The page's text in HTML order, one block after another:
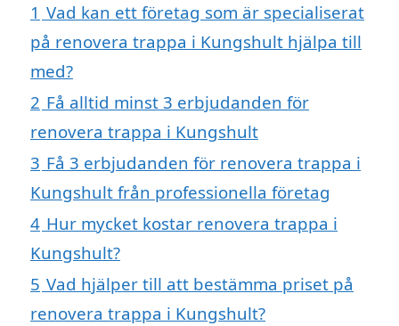
1 Vad kan ett företag som är specialiserat
på renovera trappa i Kungshult hjälpa till
med?
2 Få alltid minst 3 erbjudanden för
renovera trappa i Kungshult
3 Få 3 erbjudanden för renovera trappa i
Kungshult från professionella företag
4 Hur mycket kostar renovera trappa i
Kungshult?
5 Vad hjälper till att bestämma priset på
renovera trappa i Kungshult?